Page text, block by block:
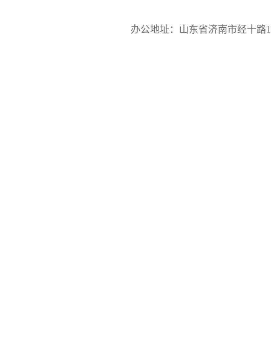
办公地址：山东省济南市经十路